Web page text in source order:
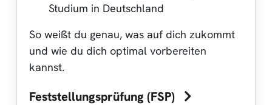
Studium in Deutschland
So weißt du genau, was auf dich zukommt
und wie du dich optimal vorbereiten
kannst.
Feststellungsprüfung (FSP)